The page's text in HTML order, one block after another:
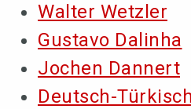
Walter Wetzler
Gustavo Dalinha
Jochen Dannert
Deutsch-